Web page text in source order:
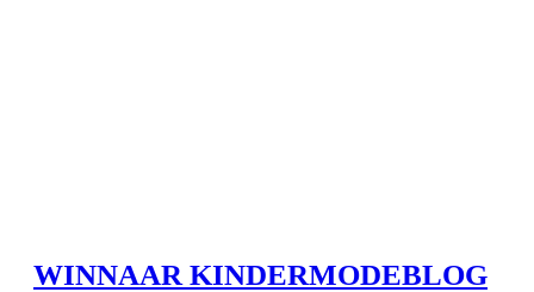
WINNAAR KINDERMODEBLOG